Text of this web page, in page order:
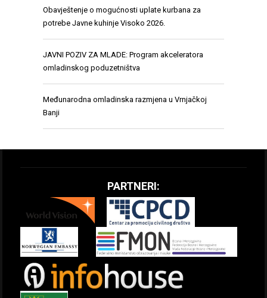
Obavještenje o mogućnosti uplate kurbana za
potrebe Javne kuhinje Visoko 2026.
JAVNI POZIV ZA MLADE: Program akceleratora
omladinskog poduzetništva
Međunarodna omladinska razmjena u Vrnjačkoj
Banji
PARTNERI: